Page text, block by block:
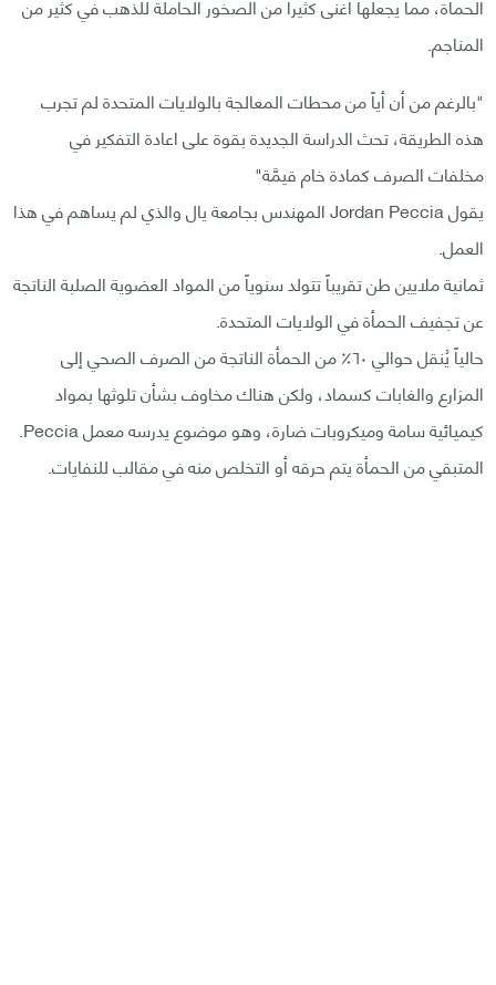
الحمأة، مما يجعلها اغنى كثيراً من الصخور الحاملة للذهب في كثير من
المناجم.
"بالرغم من أن أياً من محطات المعالجة بالولايات المتحدة لم تجرب
هذه الطريقة، تحث الدراسة الجديدة بقوة على اعادة التفكير في
مخلفات الصرف كمادة خام قيمَّة"
يقول Jordan Peccia المهندس بجامعة يال والذي لم يساهم في هذا
العمل.
ثمانية ملايين طن تقريباً تتولد سنوياً من المواد العضوية الصلبة الناتجة
عن تجفيف الحمأة في الولايات المتحدة.
حالياً يُنقل حوالي ٦٠٪ من الحمأة الناتجة من الصرف الصحي إلى
المزارع والغابات كسماد، ولكن هناك مخاوف بشأن تلوثها بمواد
كيميائية سامة وميكروبات ضارة، وهو موضوع يدرسه معمل Peccia.
المتبقي من الحمأة يتم حرقه أو التخلص منه في مقالب للنفايات.